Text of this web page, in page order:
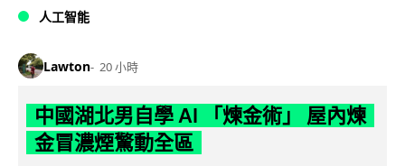
人工智能
Lawton 20 小時
中國湖北男自學 AI 「煉金術」 屋內煉
金冒濃煙驚動全區